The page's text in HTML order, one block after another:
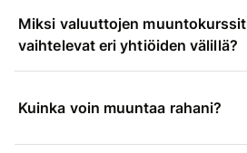
Miksi valuuttojen muuntokurssit
vaihtelevat eri yhtiöiden välillä?
Kuinka voin muuntaa rahani?